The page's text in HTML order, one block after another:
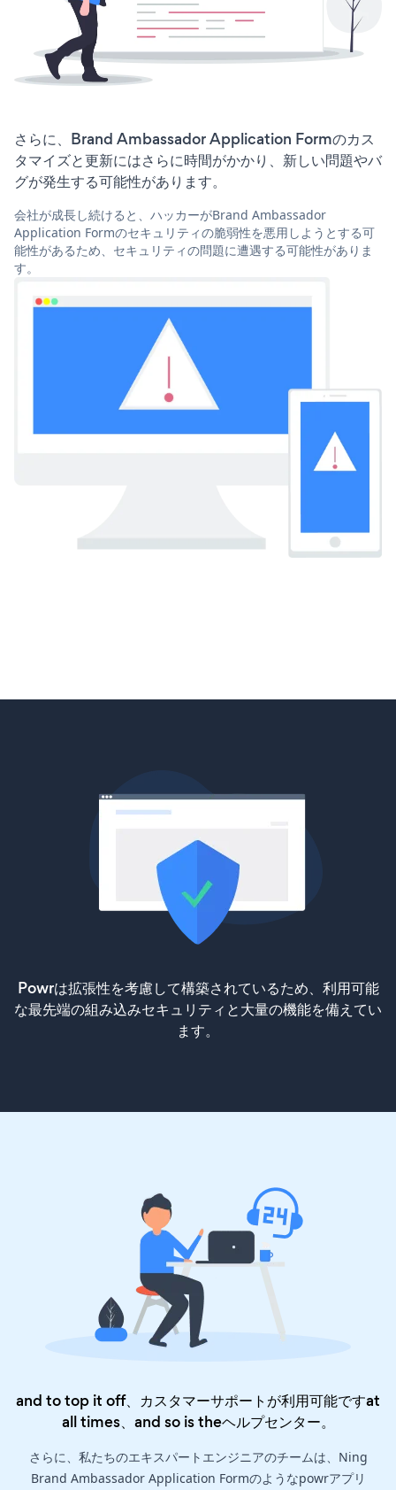
さらに、Brand Ambassador Application Formのカス
タマイズと更新にはさらに時間がかかり、新しい問題やバ
グが発生する可能性があります。
会社が成長し続けると、ハッカーがBrand Ambassador
Application Formのセキュリティの脆弱性を悪用しようとする可
能性があるため、セキュリティの問題に遭遇する可能性がありま
す。
Powrは拡張性を考慮して構築されているため、利用可能
な最先端の組み込みセキュリティと大量の機能を備えてい
ます。
and to top it off、カスタマーサポートが利用可能ですat
all times、and so is theヘルプセンター。
さらに、私たちのエキスパートエンジニアのチームは、Ning
Brand Ambassador Application Formのようなpowrアプリ